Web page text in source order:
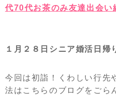
代70代お茶のみ友達出会い
１月２８日シニア婚活日帰
今回は初詣！くわしい行先
法はこちらのブログをごら